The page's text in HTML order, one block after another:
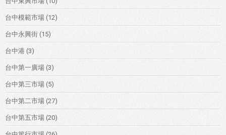
台中模範市場 (12)
台中永興街 (15)
台中港 (3)
台中第一廣場 (3)
台中第三市場 (5)
台中第二市場 (27)
台中第五市場 (20)